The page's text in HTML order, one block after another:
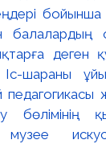
бойынша
балалардың
деген
шараны
педагогикасы
бөлімінің
музее